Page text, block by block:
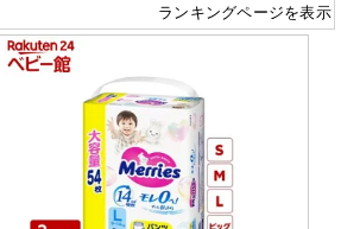
ランキングページを表示